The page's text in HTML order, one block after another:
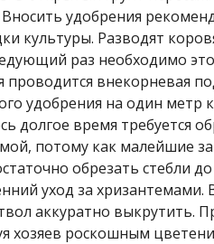
удобрения
культуры. Разводят
раз необходимо
проводится внекорневая
удобрения на один метр
долгое время требуется
потому как малейшие
обрезать стебли
уход за
аккуратно выкрутить.
хозяев роскошным